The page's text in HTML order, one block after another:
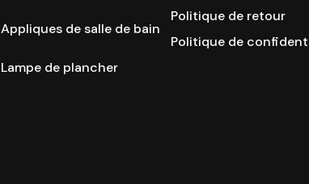
Appliques de salle de bain
Lampe de plancher
Politique de retour
Politique de